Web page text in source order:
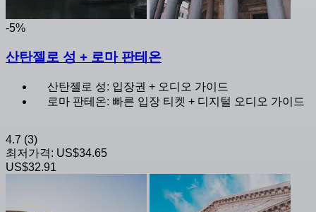
-5%
산탄젤로 성 + 로마 판테온
산탄젤로 성: 입장권 + 오디오 가이드
로마 판테온: 빠른 입장 티켓 + 디지털 오디오 가이드
4.7 (3)
최저가격: US$34.65
US$32.91